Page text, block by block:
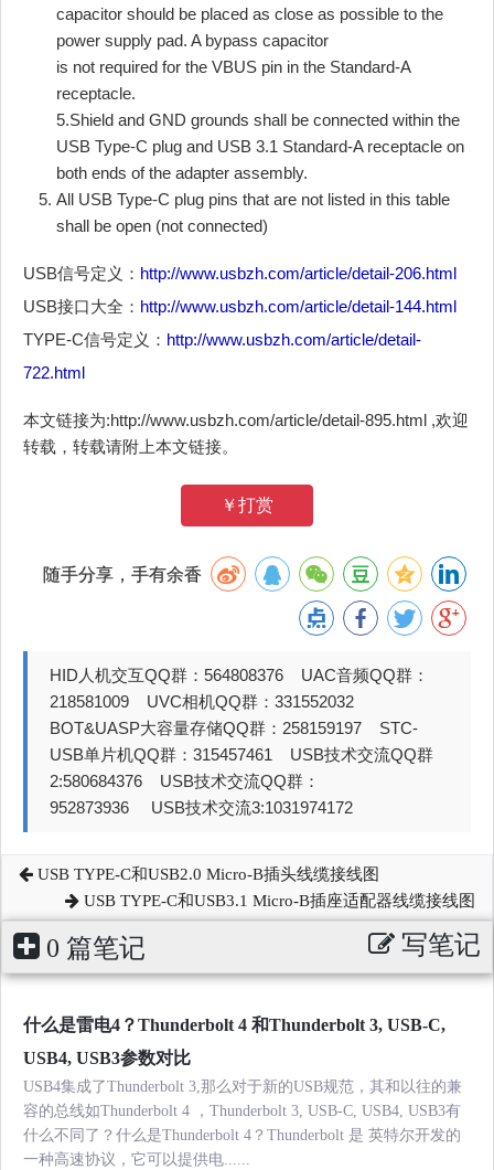
capacitor should be placed as close as possible to the
power supply pad. A bypass capacitor
is not required for the VBUS pin in the Standard-A
receptacle.
5.Shield and GND grounds shall be connected within the
USB Type-C plug and USB 3.1 Standard-A receptacle on
both ends of the adapter assembly.
All USB Type-C plug pins that are not listed in this table
shall be open (not connected)
USB信号定义： http://www.usbzh.com/article/detail-206.html
USB接口大全： http://www.usbzh.com/article/detail-144.html
TYPE-C信号定义： http://www.usbzh.com/article/detail-
722.html
本文链接为:http://www.usbzh.com/article/detail-895.html ,欢迎
转载，转载请附上本文链接。
￥打赏
随手分享，手有余香
HID人机交互QQ群：564808376 UAC音频QQ群：
218581009 UVC相机QQ群：331552032
BOT&UASP大容量存储QQ群：258159197 STC-
USB单片机QQ群：315457461 USB技术交流QQ群
2:580684376 USB技术交流QQ群：
952873936 USB技术交流3:1031974172
USB TYPE-C和USB2.0 Micro-B插头线缆接线图
USB TYPE-C和USB3.1 Micro-B插座适配器线缆接线图
0 篇笔记 写笔记
什么是雷电4？Thunderbolt 4 和Thunderbolt 3, USB-C,
USB4, USB3参数对比
USB4集成了Thunderbolt 3,那么对于新的USB规范，其和以往的兼
容的总线如Thunderbolt 4 ，Thunderbolt 3, USB-C, USB4, USB3有
什么不同了？什么是Thunderbolt 4？Thunderbolt 是 英特尔开发的
一种高速协议，它可以提供电......